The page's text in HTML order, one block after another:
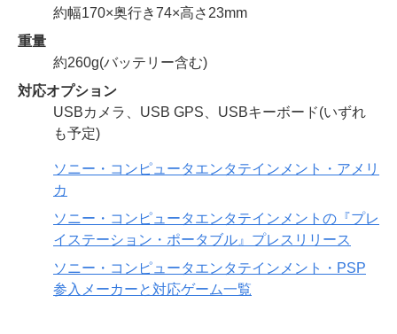
約幅170×奥行き74×高さ23mm
重量
約260g(バッテリー含む)
対応オプション
USBカメラ、USB GPS、USBキーボード(いずれ
も予定)
ソニー・コンピュータエンタテインメント・アメリ
カ
ソニー・コンピュータエンタテインメントの『プレ
イステーション・ポータブル』プレスリリース
ソニー・コンピュータエンタテインメント・PSP
参入メーカーと対応ゲーム一覧